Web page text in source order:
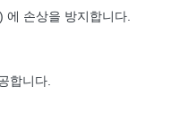
손상을 방지합니다.
합니다.